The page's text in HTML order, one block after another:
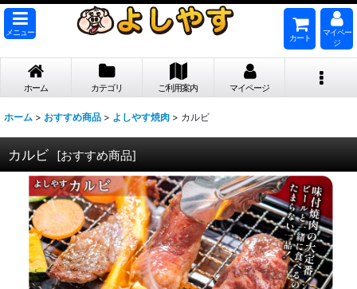
メニュー
カート
マイペー
ジ
ホーム カテゴリ ご利用案内 マイページ
ホーム > おすすめ商品 > よしやす焼肉 > カルビ
カルビ [おすすめ商品]